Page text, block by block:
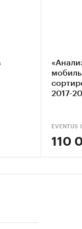
до
2017-
EVENTUS
110